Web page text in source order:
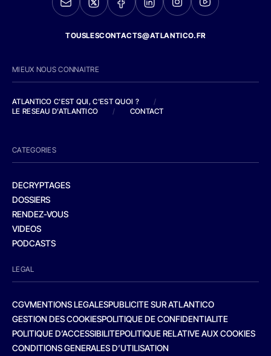
TOUSLESCONTACTS@ATLANTICO.FR
MIEUX NOUS CONNAITRE
ATLANTICO C'EST QUI, C'EST QUOI ?
/
LE RESEAU D'ATLANTICO
/ CONTACT
CATEGORIES
DECRYPTAGES
DOSSIERS
RENDEZ-VOUS
VIDEOS
PODCASTS
LEGAL
CGVMENTIONS LEGALESPUBLICITE SUR ATLANTICO
GESTION DES COOKIESPOLITIQUE DE CONFIDENTIALITE
POLITIQUE D’ACCESSIBILITEPOLITIQUE RELATIVE AUX COOKIES
CONDITIONS GENERALES D’UTILISATION